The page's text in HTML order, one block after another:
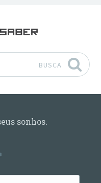
BUSCA
sonhos.